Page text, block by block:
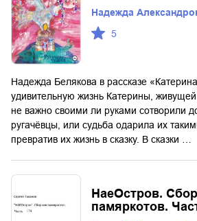
Надежда
5
Надежда Белякова в рассказе
удивительную жизнь Катерины,
не важно своими ли руками сотворили
ругачёвцы, или судьба одарила их
превратив их жизнь в сказку. В сказки …
НаеОстров.
памяркотов.